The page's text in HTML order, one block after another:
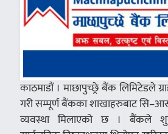
काठमाडौं । माछापुच्छ्रे बैंक लिमिटेडले
गरी सम्पूर्ण बैंकका शाखाहरुबाट
व्यवस्था मिलाएको छ । बैंकले